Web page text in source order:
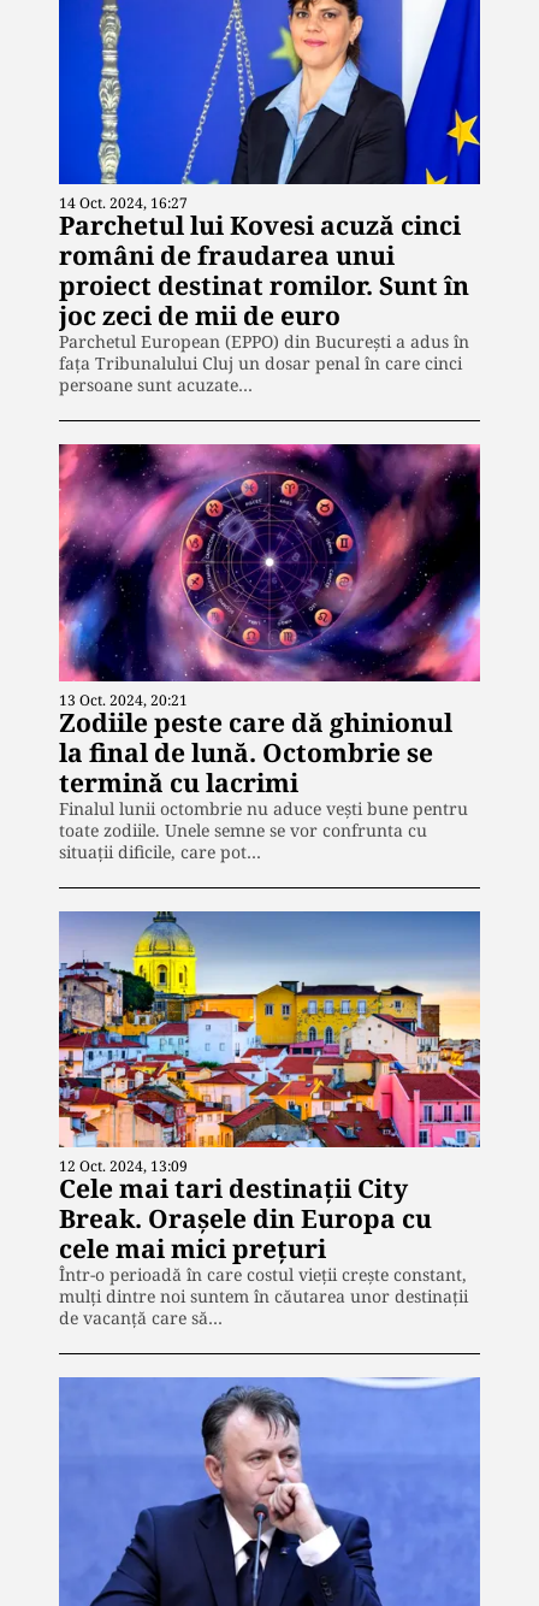
14 Oct. 2024, 16:27
Parchetul lui Kovesi acuză cinci
români de fraudarea unui
proiect destinat romilor. Sunt în
joc zeci de mii de euro
Parchetul European (EPPO) din București a adus în
fața Tribunalului Cluj un dosar penal în care cinci
persoane sunt acuzate…
13 Oct. 2024, 20:21
Zodiile peste care dă ghinionul
la final de lună. Octombrie se
termină cu lacrimi
Finalul lunii octombrie nu aduce vești bune pentru
toate zodiile. Unele semne se vor confrunta cu
situații dificile, care pot…
12 Oct. 2024, 13:09
Cele mai tari destinații City
Break. Orașele din Europa cu
cele mai mici prețuri
Într-o perioadă în care costul vieții crește constant,
mulți dintre noi suntem în căutarea unor destinații
de vacanță care să…